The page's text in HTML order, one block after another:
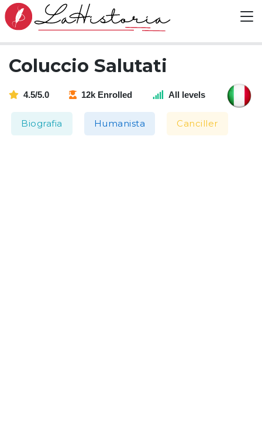
Coluccio Salutati
4.5/5.0 12k Enrolled All levels
Biografia Humanista Canciller